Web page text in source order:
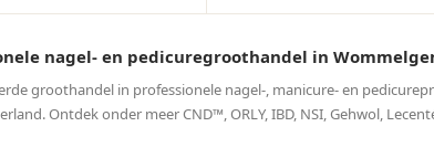
nagel- en pedicuregroothandel in
groothandel in professionele nagel-, manicure- en
Ontdek onder meer CND™, ORLY, IBD, NSI, Gehwol,